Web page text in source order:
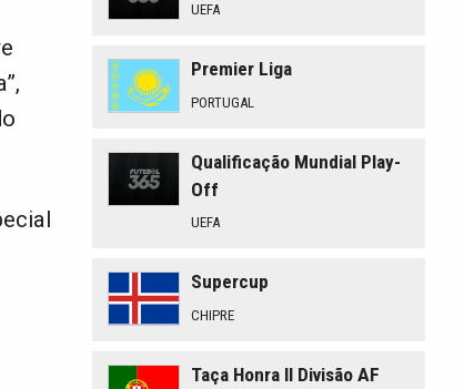
UEFA
Premier Liga
PORTUGAL
Qualificação Mundial Play-
Off
UEFA
Supercup
CHIPRE
Taça Honra II Divisão AF